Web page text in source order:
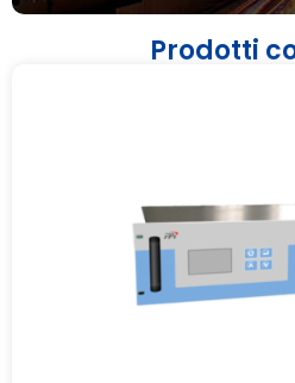
Prodotti